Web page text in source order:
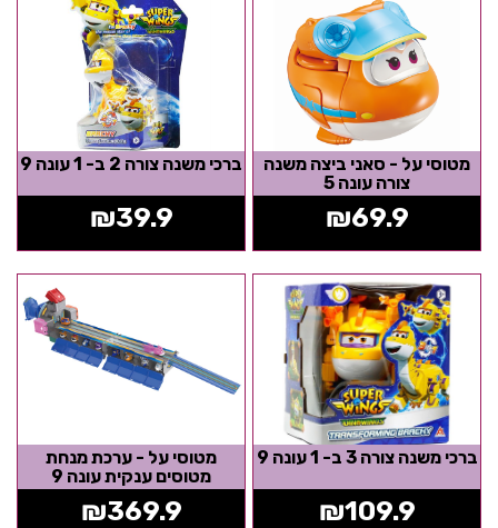
מטוסי על - סאני ביצה משנה
צורה עונה 5
₪69.9
ברכי משנה צורה 2 ב- 1 עונה 9
₪39.9
ברכי משנה צורה 3 ב- 1 עונה 9
₪109.9
מטוסי על - ערכת מנחת
מטוסים ענקית עונה 9
₪369.9